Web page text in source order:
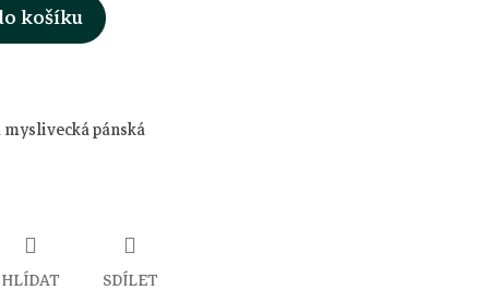
košíku
pánská
HLÍDAT SDÍLET